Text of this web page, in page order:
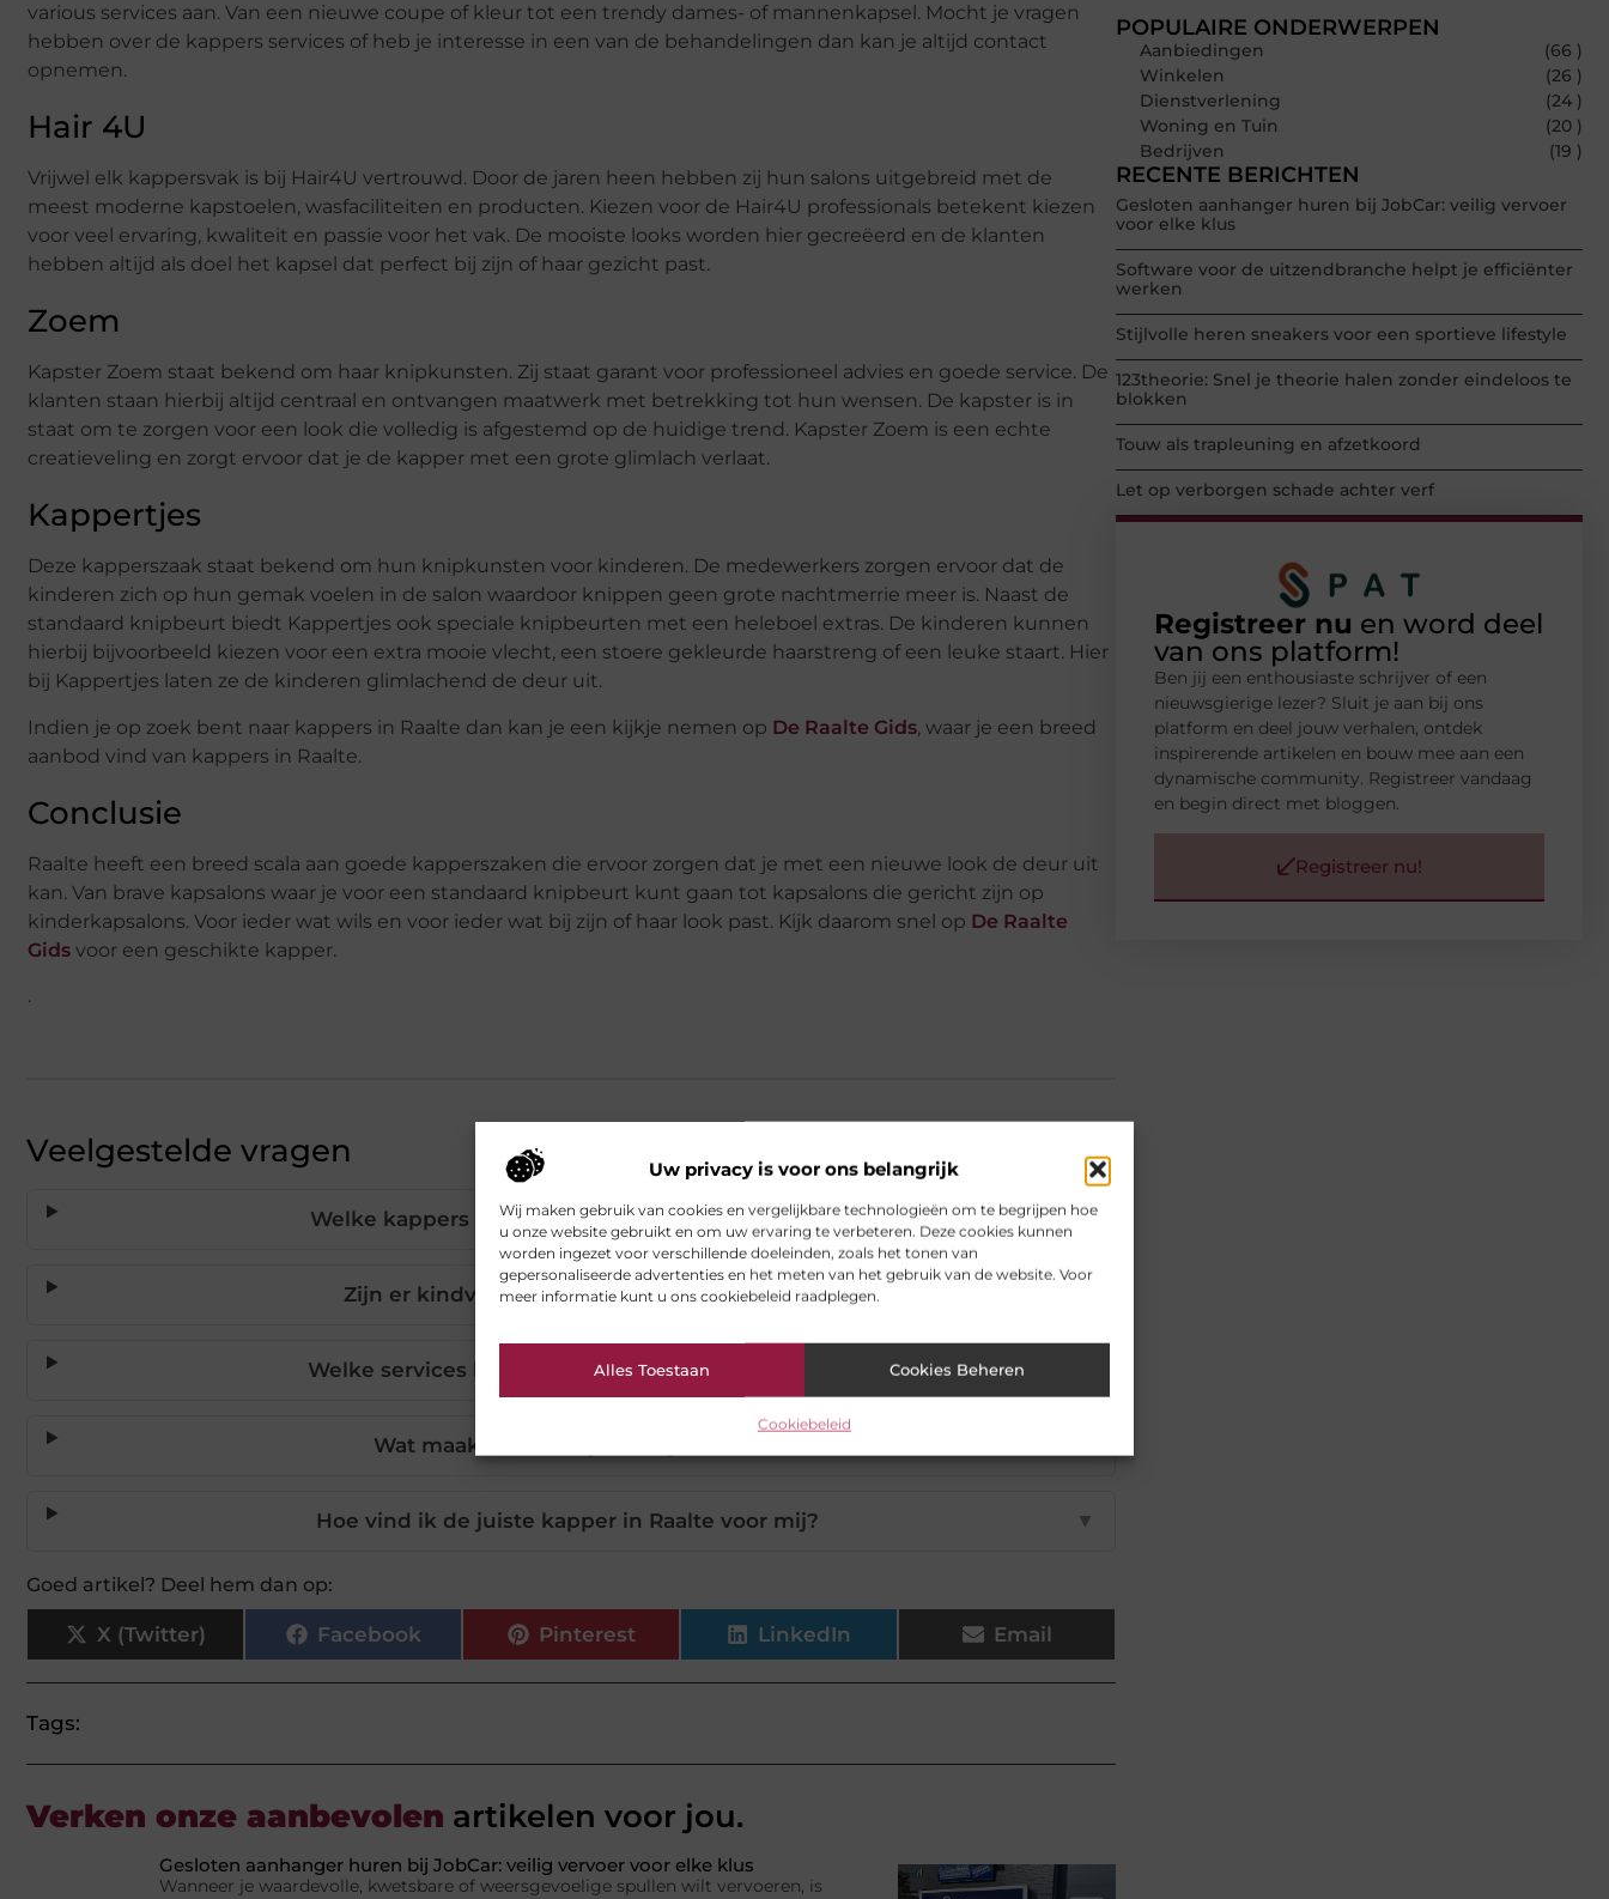
Uw privacy is voor ons belangrijk
Wij maken gebruik van cookies en vergelijkbare technologieën om te begrijpen hoe
u onze website gebruikt en om uw ervaring te verbeteren. Deze cookies kunnen
worden ingezet voor verschillende doeleinden, zoals het tonen van
gepersonaliseerde advertenties en het meten van het gebruik van de website. Voor
meer informatie kunt u ons cookiebeleid raadplegen.
Alles Toestaan Cookies Beheren
Cookiebeleid
various services aan. Van een nieuwe coupe of kleur tot een trendy dames- of mannenkapsel. Mocht je vragen
hebben over de kappers services of heb je interesse in een van de behandelingen dan kan je altijd contact
opnemen.
Hair 4U
Vrijwel elk kappersvak is bij Hair4U vertrouwd. Door de jaren heen hebben zij hun salons uitgebreid met de
meest moderne kapstoelen, wasfaciliteiten en producten. Kiezen voor de Hair4U professionals betekent kiezen
voor veel ervaring, kwaliteit en passie voor het vak. De mooiste looks worden hier gecreëerd en de klanten
hebben altijd als doel het kapsel dat perfect bij zijn of haar gezicht past.
Zoem
Kapster Zoem staat bekend om haar knipkunsten. Zij staat garant voor professioneel advies en goede service. De
klanten staan hierbij altijd centraal en ontvangen maatwerk met betrekking tot hun wensen. De kapster is in
staat om te zorgen voor een look die volledig is afgestemd op de huidige trend. Kapster Zoem is een echte
creatieveling en zorgt ervoor dat je de kapper met een grote glimlach verlaat.
Kappertjes
Deze kapperszaak staat bekend om hun knipkunsten voor kinderen. De medewerkers zorgen ervoor dat de
kinderen zich op hun gemak voelen in de salon waardoor knippen geen grote nachtmerrie meer is. Naast de
standaard knipbeurt biedt Kappertjes ook speciale knipbeurten met een heleboel extras. De kinderen kunnen
hierbij bijvoorbeeld kiezen voor een extra mooie vlecht, een stoere gekleurde haarstreng of een leuke staart. Hier
bij Kappertjes laten ze de kinderen glimlachend de deur uit.
Indien je op zoek bent naar kappers in Raalte dan kan je een kijkje nemen op De Raalte Gids, waar je een breed
aanbod vind van kappers in Raalte.
Conclusie
Raalte heeft een breed scala aan goede kapperszaken die ervoor zorgen dat je met een nieuwe look de deur uit
kan. Van brave kapsalons waar je voor een standaard knipbeurt kunt gaan tot kapsalons die gericht zijn op
kinderkapsalons. Voor ieder wat wils en voor ieder wat bij zijn of haar look past. Kijk daarom snel op De Raalte
Gids voor een geschikte kapper.
.
Veelgestelde vragen
Welke kappers in Raalte zijn het meest ervaren? ▼
Zijn er kindvriendelijke kappers in Raalte?
Welke services bieden de kappers in Raalte aan?
Wat maakt Zoem Kapster bijzonder?
Hoe vind ik de juiste kapper in Raalte voor mij? ▼
Goed artikel? Deel hem dan op:
X (Twitter) Facebook Pinterest LinkedIn Email
Tags:
Verken onze aanbevolen artikelen voor jou.
Gesloten aanhanger huren bij JobCar: veilig vervoer voor elke klus
Wanneer je waardevolle, kwetsbare of weersgevoelige spullen wilt vervoeren, is
POPULAIRE ONDERWERPEN
Aanbiedingen
(66 )
Winkelen
(26 )
Dienstverlening
(24 )
Woning en Tuin
(20 )
Bedrijven
(19 )
RECENTE BERICHTEN
Gesloten aanhanger huren bij JobCar: veilig vervoer
voor elke klus
Software voor de uitzendbranche helpt je efficiënter
werken
Stijlvolle heren sneakers voor een sportieve lifestyle
123theorie: Snel je theorie halen zonder eindeloos te
blokken
Touw als trapleuning en afzetkoord
Let op verborgen schade achter verf
Registreer nu en word deel
van ons platform!
Ben jij een enthousiaste schrijver of een
nieuwsgierige lezer? Sluit je aan bij ons
platform en deel jouw verhalen, ontdek
inspirerende artikelen en bouw mee aan een
dynamische community. Registreer vandaag
en begin direct met bloggen.
Registreer nu!